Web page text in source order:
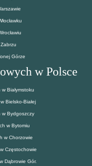
Górze
w Polsce
Białymstoku
Bielsko-Białej
w Bydgoszczy
w Bytomiu
w Chorzowie
Częstochowie
Dąbrowie Gór.